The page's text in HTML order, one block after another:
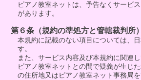
ピアノ教室ネットは、予告なくサービ
があります。
第６条（規約の準処方と管轄裁判所）
本規約に記載のない項目については、
す。
また、サービス内容及び本規約に関連
ピアノ教室ネットとの間で疑義が生じ
の住所地又はピアノ教室ネット事務局